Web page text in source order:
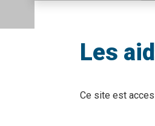
Les
Ce site est